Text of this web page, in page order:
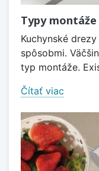
Typy
Kuchynské
spôsobmi.
typ montáže.
Čítať viac